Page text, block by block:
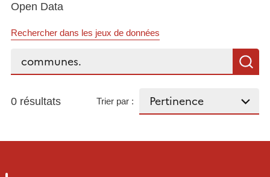
Open Data
Rechercher dans les jeux de données
0 résultats Trier par :